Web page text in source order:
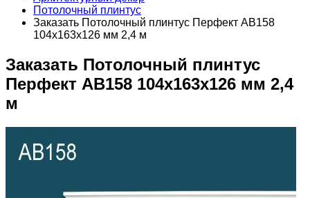
Потолочный плинтус
Заказать Потолочный плинтус Перфект AB158
104х163х126 мм 2,4 м
Заказать Потолочный плинтус
Перфект AB158 104х163х126 мм 2,4
м